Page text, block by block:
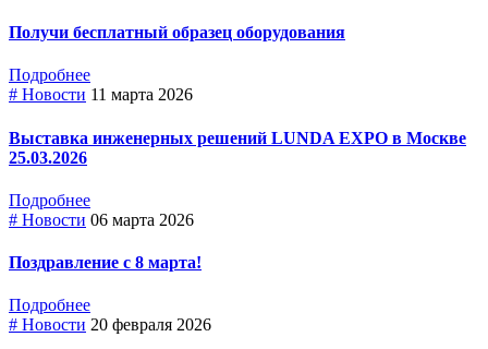
Получи бесплатный образец оборудования
Подробнее
# Новости 11 марта 2026
Выставка инженерных решений LUNDA EXPO в Москве
25.03.2026
Подробнее
# Новости 06 марта 2026
Поздравление с 8 марта!
Подробнее
# Новости 20 февраля 2026